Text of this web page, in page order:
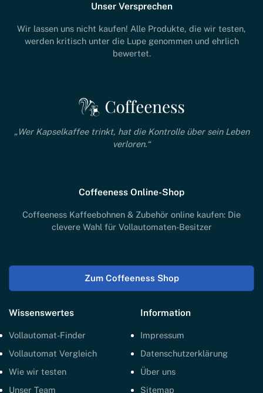
Unser Versprechen
Wir lassen uns nicht kaufen! Alle Produkte, die wir testen,
werden kritisch unter die Lupe genommen und ehrlich
bewertet.
„Wer Kapselkaffee trinkt, hat die Kontrolle über sein Leben
verloren.“
Coffeeness Online-Shop
Coffeeness Kaffeebohnen & Zubehör online kaufen: Die
clevere Wahl für Vollautomaten-Besitzer
Zum Coffeeness Shop
Wissenswertes
Vollautomat-Finder
Vollautomat Vergleich
Wie wir testen
Unser Team
Information
Impressum
Datenschutzerklärung
Über uns
Sitemap